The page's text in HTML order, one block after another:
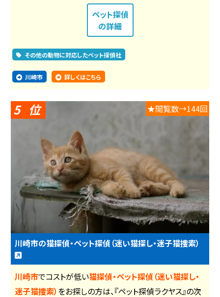
ペット探偵
の詳細
その他の動物に対応したペット探偵社
川崎市 詳しくはこちら
5 ★閲覧数→144回
川崎市の猫探偵・ペット探偵（迷い猫探し・迷子猫捜索）
川崎市でコストが低い猫探偵・ペット探偵（迷い猫探し・
迷子猫捜索） をお探しの方は、『ペット探偵ラクヤス』の次